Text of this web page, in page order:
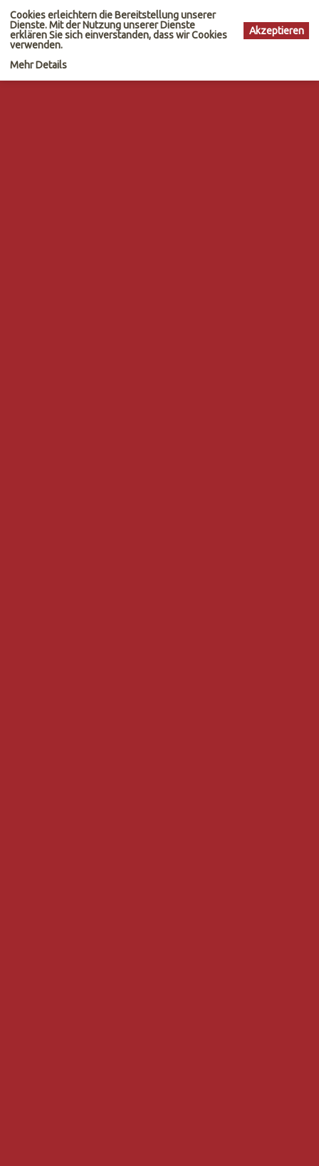
Cookies erleichtern die Bereitstellung unserer
Dienste. Mit der Nutzung unserer Dienste
erklären Sie sich einverstanden, dass wir Cookies
verwenden.
Mehr Details
Akzeptieren